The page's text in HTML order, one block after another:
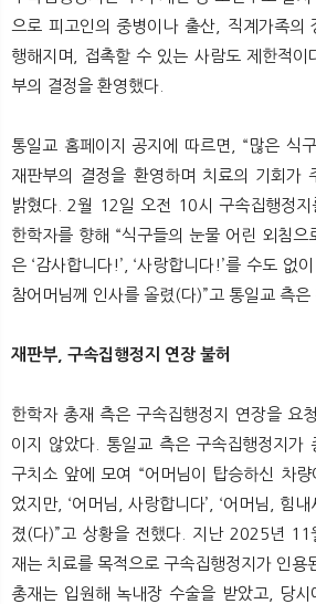
으로 피고인의 중병이나 출산, 직계가족의
행해지며, 접촉할 수 있는 사람도 제한적이
부의 결정을 환영했다.
통일교 홈페이지 공지에 따르면, “많은 식
재판부의 결정을 환영하며 치료의 기회가
밝혔다. 2월 12일 오전 10시 구속집행정
한학자를 향해 “식구들의 눈물 어린 외침으
은 ‘감사합니다!’, ‘사랑합니다!’를 수도 없
참어머님께 인사를 올렸(다)”고 통일교 측은
재판부, 구속집행정지 연장 불허
한학자 총재 측은 구속집행정지 연장을 요
이지 않았다. 통일교 측은 구속집행정지가
구치소 앞에 모여 “어머님이 탑승하신 차량
었지만, ‘어머님, 사랑합니다’, ‘어머님, 힘
졌(다)”고 상황을 전했다. 지난 2025년
재는 치료를 목적으로 구속집행정지가 인용
총재는 입원해 녹내장 수술을 받았고, 당